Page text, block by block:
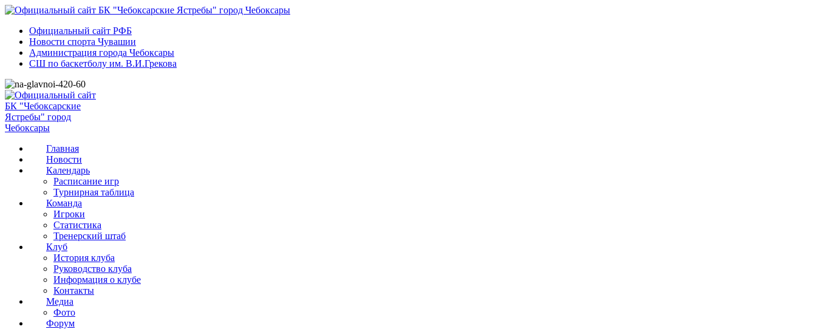
Официальный сайт РФБ
Новости спорта Чувашии
Администрация города Чебоксары
СШ по баскетболу им. В.И.Грекова
Главная
Новости
Календарь
Расписание игр
Турнирная таблица
Команда
Игроки
Статистика
Тренерский штаб
Клуб
История клуба
Руководство клуба
Информация о клубе
Контакты
Медиа
Фото
Форум